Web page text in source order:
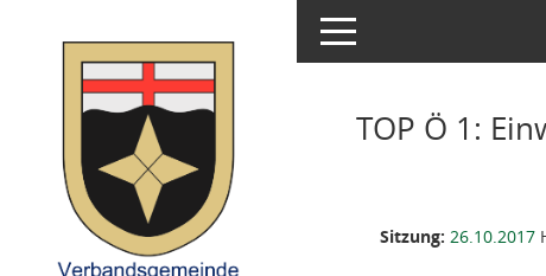
Toggle navigation
TOP Ö 1:
Sitzung: 26.10.2017